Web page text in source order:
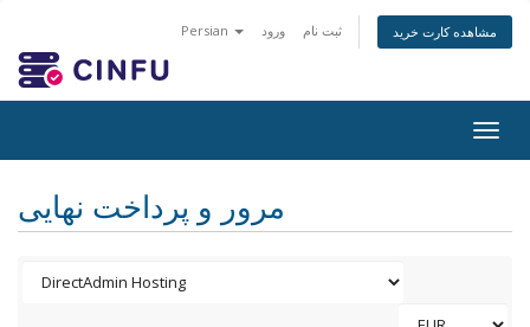
Persian ورود ثبت نام مشاهده کارت خرید
مرور و پرداخت نهایی